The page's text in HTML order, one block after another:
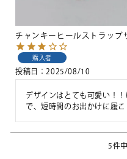
チャンキーヒールストラップ
購入者
投稿日 2025/08/10
デザインはとても可愛い！
で、短時間のお出かけに履こ
5件中